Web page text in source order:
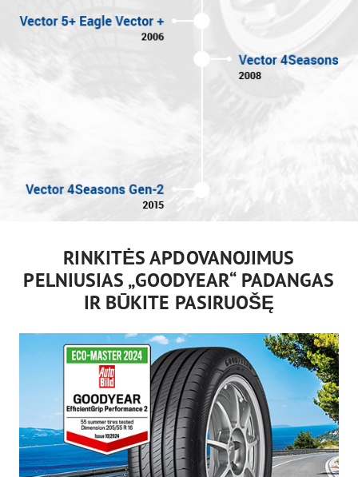
RINKITĖS APDOVANOJIMUS
PELNIUSIAS „GOODYEAR“ PADANGAS
IR BŪKITE PASIRUOŠĘ